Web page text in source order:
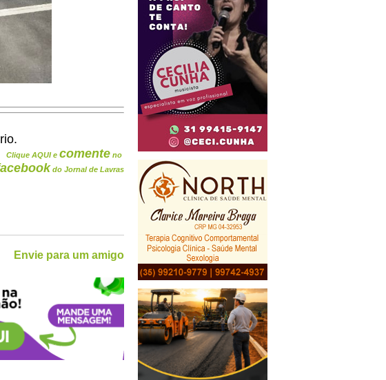
Clique AQUI e comente no
do Jornal de Lavras
Envie para um amigo